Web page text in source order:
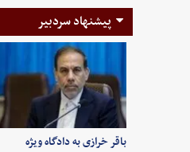
پیشنهاد سردبیر
باقر خرازی به دادگاه ویژه